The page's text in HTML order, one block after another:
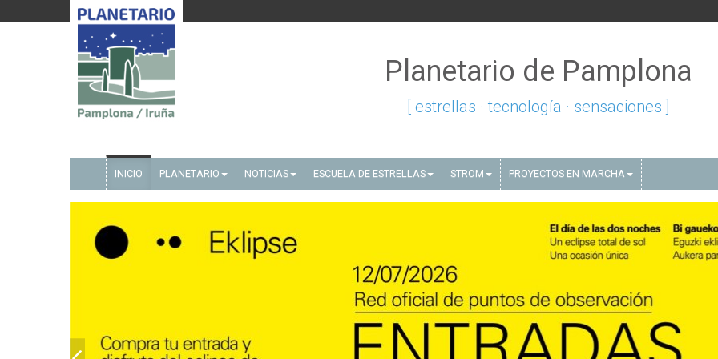
Planetario de Pamplona
[ estrellas · tecnología · sensaciones ]
INICIO PLANETARIO NOTICIAS ESCUELA DE ESTRELLAS STROM PROYECTOS EN MARCHA